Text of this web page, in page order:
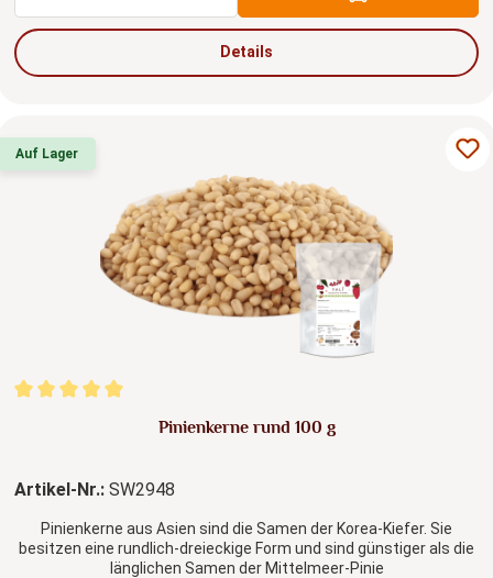
Details
Auf Lager
Durchschnittliche Bewertung von 5 von 5 Sternen
Pinienkerne rund 100 g
Artikel-Nr.: SW2948
Pinienkerne aus Asien sind die Samen der Korea-Kiefer. Sie
besitzen eine rundlich-dreieckige Form und sind günstiger als die
länglichen Samen der Mittelmeer-Pinie